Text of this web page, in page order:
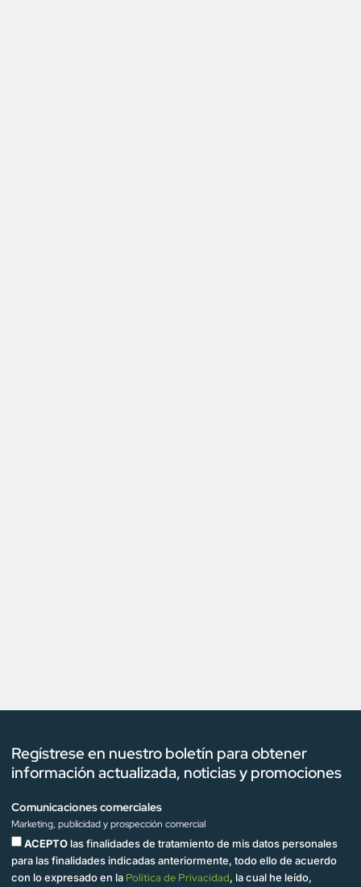
Regístrese en nuestro boletín para obtener
información actualizada, noticias y promociones
Comunicaciones comerciales
Marketing, publicidad y prospección comercial
ACEPTO las finalidades de tratamiento de mis datos personales
para las finalidades indicadas anteriormente, todo ello de acuerdo
con lo expresado en la Política de Privacidad, la cual he leído,